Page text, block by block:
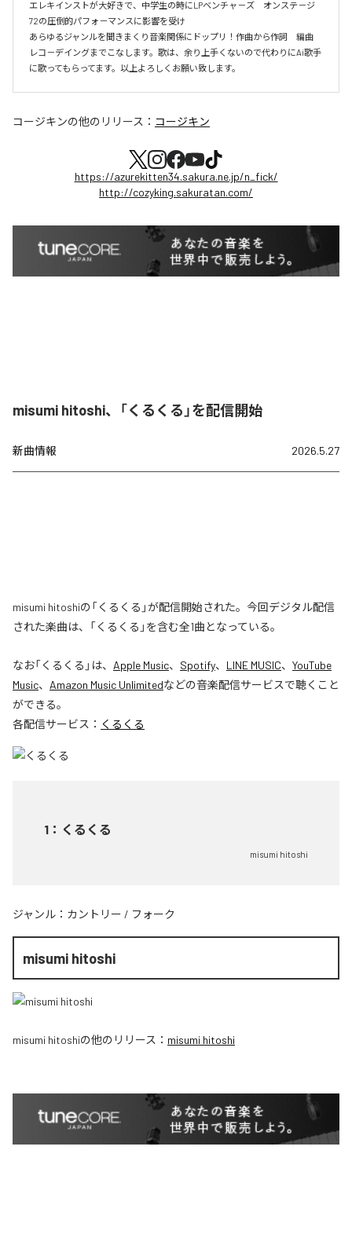
エレキインストが大好きで、中学生の時にLPベンチャ－ズ　オンステ－ジ
72の圧倒的パフォ－マンスに影響を受け
あらゆるジャンルを聞きまくり音楽関係にドップリ！作曲から作詞　編曲
レコ－デイングまでこなします。歌は、余り上手くないので代わりにAi歌手
に歌ってもらってます。以上よろしくお願い致します。
コージキンの他のリリース： コージキン
https://azurekitten34.sakura.ne.jp/n_fick/
http://cozyking.sakuratan.com/
misumi hitoshi、「くるくる」を配信開始
新曲情報 2026.5.27
misumi hitoshiの「くるくる」が配信開始された。今回デジタル配信
された楽曲は、「くるくる」を含む全1曲となっている。
なお「くるくる 」は、 Apple Music、 Spotify、 LINE MUSIC、 YouTube
Music、 Amazon Music Unlimitedなどの音楽配信サービスで聴くこと
ができる。
各配信サービス： くるくる
1 ： くるくる
misumi hitoshi
ジャンル： カントリー / フォーク
misumi hitoshi
misumi hitoshiの他のリリース： misumi hitoshi